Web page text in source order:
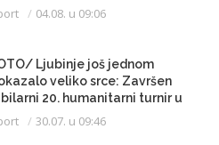
04.08. u 09:06
Ljubinje još jednom
veliko srce: Završen
20. humanitarni turnir u
fudbalu
30.07. u 09:46